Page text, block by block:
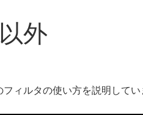
外
ィルタの使い方を説明してい